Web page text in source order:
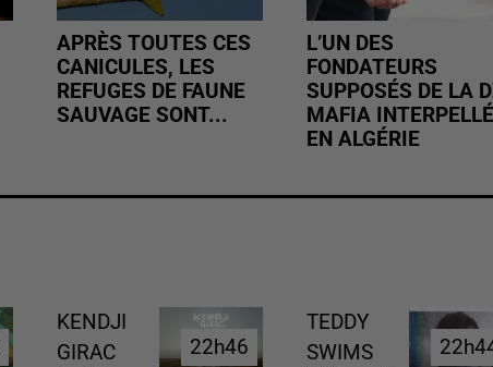
APRÈS TOUTES CES
CANICULES, LES
REFUGES DE FAUNE
SAUVAGE SONT...
L’UN DES
FONDATEURS
SUPPOSÉS DE LA
MAFIA INTERPELLÉ
EN ALGÉRIE
KENDJI
GIRAC
22h46
22h46
TEDDY
SWIMS